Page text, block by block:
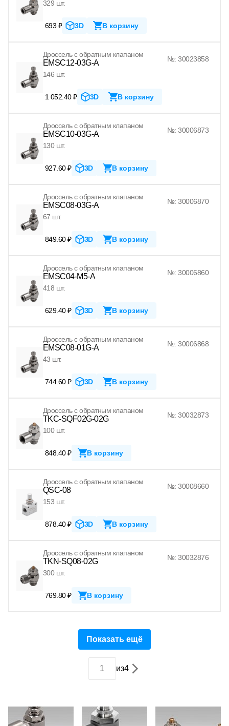
329 шт.
693 ₽ 3D В корзину
Дроссель с обратным клапаном
EMSC12-03G-A
№: 30023858
146 шт.
1 052.40 ₽ 3D В корзину
Дроссель с обратным клапаном
EMSC10-03G-A
№: 30006873
130 шт.
927.60 ₽ 3D В корзину
Дроссель с обратным клапаном
EMSC08-03G-A
№: 30006870
67 шт.
849.60 ₽ 3D В корзину
Дроссель с обратным клапаном
EMSC04-M5-A
№: 30006860
418 шт.
629.40 ₽ 3D В корзину
Дроссель с обратным клапаном
EMSC08-01G-A
№: 30006868
43 шт.
744.60 ₽ 3D В корзину
Дроссель с обратным клапаном
TKC-SQF02G-02G
№: 30032873
100 шт.
848.40 ₽ В корзину
Дроссель с обратным клапаном
QSC-08
№: 30008660
153 шт.
878.40 ₽ 3D В корзину
Дроссель с обратным клапаном
TKN-SQ08-02G
№: 30032876
300 шт.
769.80 ₽ В корзину
Показать ещё
из4